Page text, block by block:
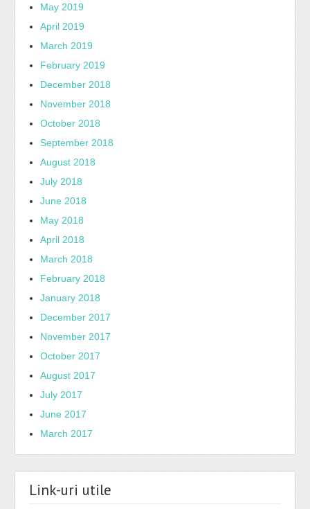
May 2019
April 2019
March 2019
February 2019
December 2018
November 2018
October 2018
September 2018
August 2018
July 2018
June 2018
May 2018
April 2018
March 2018
February 2018
January 2018
December 2017
November 2017
October 2017
August 2017
July 2017
June 2017
March 2017
Link-uri utile